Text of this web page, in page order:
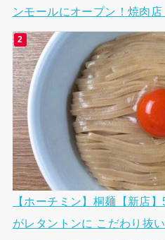
ンモールにオープン！焼肉
【ホーチミン】桐麺【新店
がレタントンに こだわり抜